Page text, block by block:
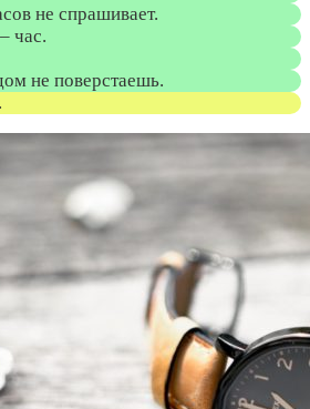
не спрашивает.
час.
не поверстаешь.